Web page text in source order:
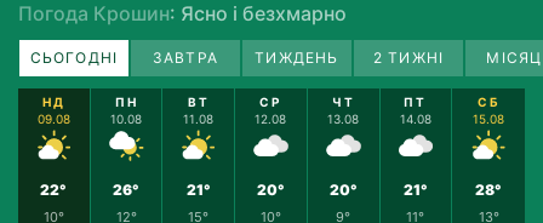
Погода Крошин: Ясно і безхмарно
СЬОГОДНІ ЗАВТРА ТИЖДЕНЬ 2 ТИЖНІ
НД
09.08
22°
10°
ПН
10.08
26°
12°
ВТ
11.08
21°
15°
СР
12.08
20°
10°
ЧТ
13.08
20°
9°
ПТ
14.08
21°
11°
СБ
15.08
28°
13°